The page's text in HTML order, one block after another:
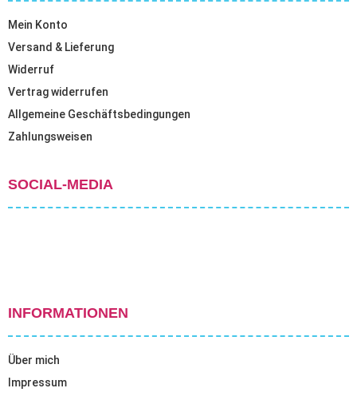
Mein Konto
Versand & Lieferung
Widerruf
Vertrag widerrufen
Allgemeine Geschäftsbedingungen
Zahlungsweisen
SOCIAL-MEDIA
INFORMATIONEN
Über mich
Impressum